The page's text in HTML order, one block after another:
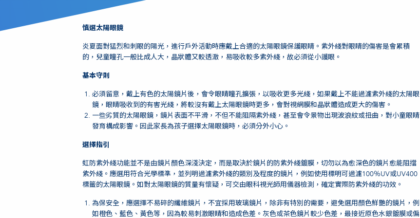
慎選太陽眼鏡
炎夏面對猛烈和刺眼的陽光，進行戶外活動時應戴上合適的太陽眼鏡保護眼睛。紫外綫對眼睛的傷害是會累積
的，兒童瞳孔一般比成人大，晶狀體又較透澈，易吸收較多紫外綫，故必須從小護眼。
基本守則
必須留意，戴上有色的太陽鏡片後，會令眼睛瞳孔擴張，以吸收更多光綫，如果戴上不能過濾紫外綫的太陽眼
鏡，眼睛吸收到的有害光綫，將較沒有戴上太陽眼鏡時更多，會對視網膜和晶狀體造成更大的傷害。
一些劣質的太陽眼鏡，鏡片表面不平滑，不但不能阻隔紫外綫，甚至會令景物出現波浪紋或扭曲，對小童眼睛
發育構成影響。因此家長為孩子選擇太陽眼鏡時，必須分外小心。
選擇指引
虹防紫外綫功能並不是由鏡片顏色深淺決定，而是取決於鏡片的防紫外綫鍍膜，切勿以為愈深色的鏡片愈能阻擋
紫外綫。應選用符合光學標準，並列明過濾紫外綫的類別及程度的鏡片，例如使用標明可過濾100％UV或UV400
標籤的太陽眼鏡。如對太陽眼鏡的質量有懷疑，可交由眼科視光師用儀器檢測，確定實際防紫外綫的功效。
為保安全，應選擇不易碎的纖維鏡片，不宜採用玻璃鏡片，除非有特別的需要，避免選用顏色鮮艷的鏡片，例
如橙色、藍色、黃色等，因為較易刺激眼睛和造成色差。灰色或茶色鏡片較少色差，最接近原色水銀鍍膜或偏